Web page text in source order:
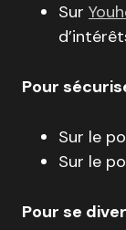
Sur
Pour
Sur le
Sur le
Pour se